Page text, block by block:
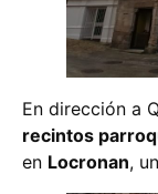
En dirección a
recintos
en Locronan,